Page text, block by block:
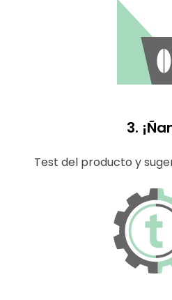
3.
Test del producto y